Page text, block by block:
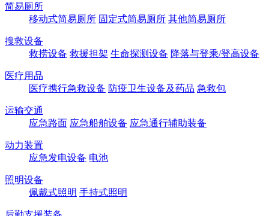
简易厕所
移动式简易厕所 固定式简易厕所 其他简易厕所
搜救设备
救捞设备 救援担架 生命探测设备 降落与登乘/登高设备
医疗用品
医疗携行急救设备 防疫卫生设备及药品 急救包
运输交通
应急路面 应急船舶设备 应急通行辅助装备
动力装置
应急发电设备 电池
照明设备
佩戴式照明 手持式照明